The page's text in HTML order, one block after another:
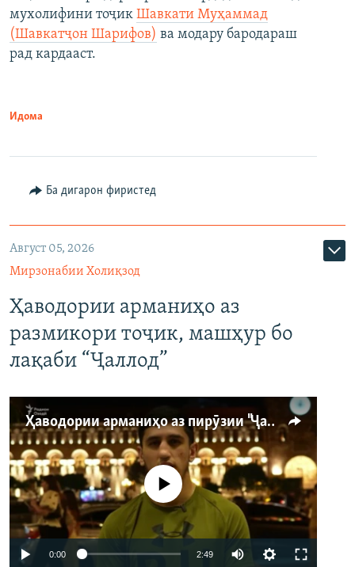
мухолифини тоҷик Шавкати Муҳаммад
(Шавкатҷон Шарифов) ва модару бародараш
рад кардааст.
Идома
Ба дигарон фиристед
Август 05, 2026
Мирзонабии Холиқзод
Ҳаводории арманиҳо аз
размикори тоҷик, машҳур бо
лақаби “Ҷаллод”
Ҳаводории арманиҳо аз пирӯзии "Ҷаллод"-и тоҷик
Феълан кор намекунад
0:00 2:49